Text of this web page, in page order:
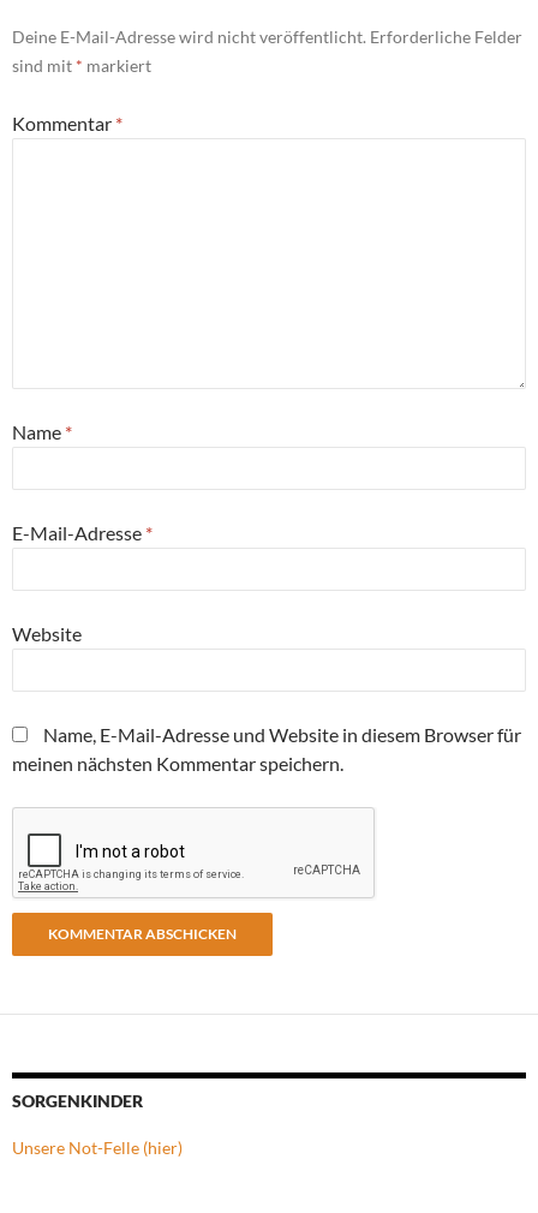
Deine E-Mail-Adresse wird nicht veröffentlicht. Erforderliche Felder
sind mit * markiert
Kommentar *
Name *
E-Mail-Adresse *
Website
Name, E-Mail-Adresse und Website in diesem Browser für
meinen nächsten Kommentar speichern.
SORGENKINDER
Unsere Not-Felle (hier)